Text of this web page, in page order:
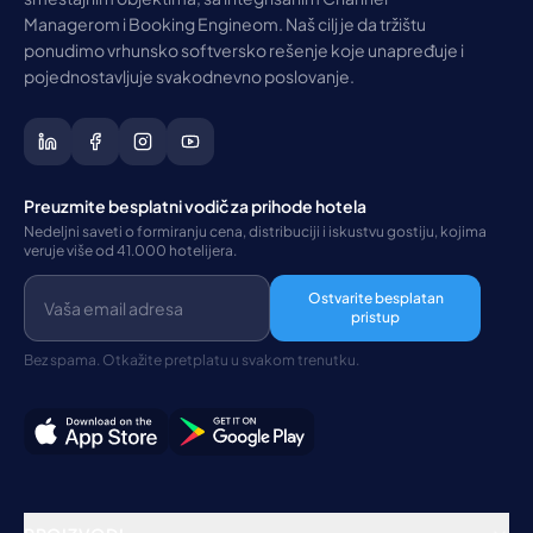
Managerom i Booking Engineom. Naš cilj je da tržištu
ponudimo vrhunsko softversko rešenje koje unapređuje i
pojednostavljuje svakodnevno poslovanje.
Preuzmite besplatni vodič za prihode hotela
Nedeljni saveti o formiranju cena, distribuciji i iskustvu gostiju, kojima
veruje više od 41.000 hotelijera.
Ostvarite besplatan
pristup
Bez spama. Otkažite pretplatu u svakom trenutku.